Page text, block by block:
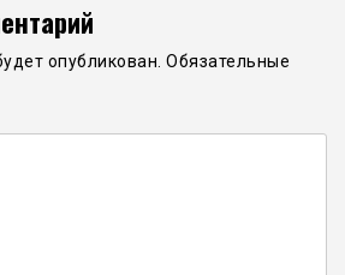
опубликован. Обязательные